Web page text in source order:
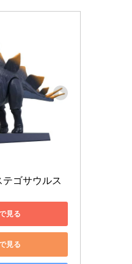
ゴサウルス
見る
見る